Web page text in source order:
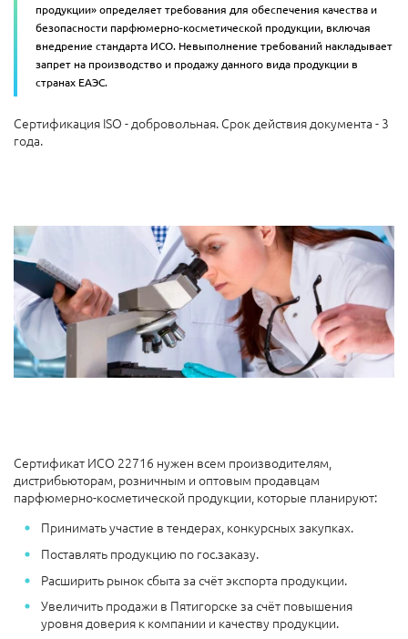
продукции» определяет требования для обеспечения качества и
безопасности парфюмерно-косметической продукции, включая
внедрение стандарта ИСО. Невыполнение требований накладывает
запрет на производство и продажу данного вида продукции в
странах ЕАЭС.
Сертификация ISO - добровольная. Срок действия документа - 3
года.
Сертификат ИСО 22716 нужен всем производителям,
дистрибьюторам, розничным и оптовым продавцам
парфюмерно-косметической продукции, которые планируют:
Принимать участие в тендерах, конкурсных закупках.
Поставлять продукцию по гос.заказу.
Расширить рынок сбыта за счёт экспорта продукции.
Увеличить продажи в Пятигорске за счёт повышения
уровня доверия к компании и качеству продукции.